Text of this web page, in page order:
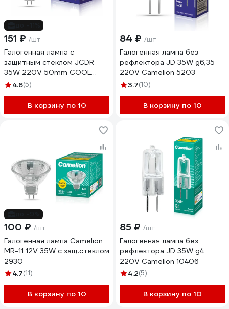
151 ₽ /шт
Галогенная лампа с
защитным стеклом JCDR
35W 220V 50mm COOL
Camelion 11469
4.6(5)
В корзину по 10
84 ₽ /шт
Галогенная лампа без
рефлектора JD 35W g6,35
220V Camelion 5203
3.7(10)
В корзину по 10
100 ₽ /шт
Галогенная лампа Camelion
MR-11 12V 35W с защ.стеклом
2930
4.7(11)
В корзину по 10
85 ₽ /шт
Галогенная лампа без
рефлектора JD 35W g4
220V Camelion 10406
4.2(5)
В корзину по 10